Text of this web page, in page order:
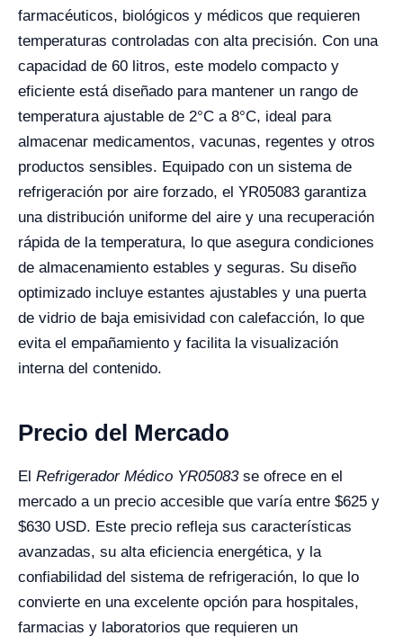
farmacéuticos, biológicos y médicos que requieren
temperaturas controladas con alta precisión. Con una
capacidad de 60 litros, este modelo compacto y
eficiente está diseñado para mantener un rango de
temperatura ajustable de 2°C a 8°C, ideal para
almacenar medicamentos, vacunas, regentes y otros
productos sensibles. Equipado con un sistema de
refrigeración por aire forzado, el YR05083 garantiza
una distribución uniforme del aire y una recuperación
rápida de la temperatura, lo que asegura condiciones
de almacenamiento estables y seguras. Su diseño
optimizado incluye estantes ajustables y una puerta
de vidrio de baja emisividad con calefacción, lo que
evita el empañamiento y facilita la visualización
interna del contenido.
Precio del Mercado
El Refrigerador Médico YR05083se ofrece en el
mercado a un precio accesible que varía entre $625 y
$630 USD. Este precio refleja sus características
avanzadas, su alta eficiencia energética, y la
confiabilidad del sistema de refrigeración, lo que lo
convierte en una excelente opción para hospitales,
farmacias y laboratorios que requieren un